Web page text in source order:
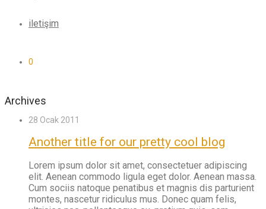
iletişim
0
Archives
28 Ocak 2011
Another title for our pretty cool blog
Lorem ipsum dolor sit amet, consectetuer adipiscing
elit. Aenean commodo ligula eget dolor. Aenean massa.
Cum sociis natoque penatibus et magnis dis parturient
montes, nascetur ridiculus mus. Donec quam felis,